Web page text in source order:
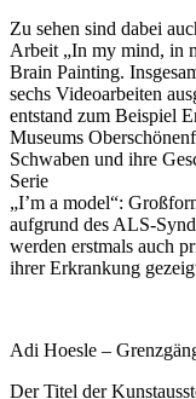
Zu sehen sind dabei
Arbeit „In my mind, in
Brain Painting.
sechs Videoarbeiten
entstand zum Beispiel
Museums
Schwaben und ihre
Serie
„I’m a model“:
aufgrund des ALS-
werden erstmals auch
ihrer Erkrankung
Adi Hoesle –
Der Titel der